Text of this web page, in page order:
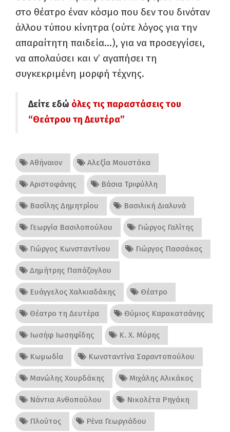
στο θέατρο έναν κόσμο που δεν του δινόταν
άλλου τύπου κίνητρα (ούτε λόγος για την
απαραίτητη παιδεία…), για να προσεγγίσει,
να απολαύσει και ν’ αγαπήσει τη
συγκεκριμένη μορφή τέχνης.
Δείτε εδώ όλες τις παραστάσεις του
“Θεάτρου τη Δευτέρα”
Αθήναιον Αλεξία Μουστάκα
Αριστοφάνης Βάσια Τριφύλλη
Βασίλης Δημητρίου Βασιλική Διαλυνά
Γεωργία Βασιλοπούλου Γιώργος Γαλίτης
Γιώργος Κωνσταντίνου Γιώργος Πασσάκος
Δημήτρης Παπάζογλου
Ευάγγελος Χαλκιαδάκης Θέατρο
Θέατρο τη Δευτέρα Θύμιος Καρακατσάνης
Ιωσήφ Ιωσηφίδης Κ. Χ. Μύρης
Κωμωδία Κωνσταντίνα Σαραντοπούλου
Μανώλης Χουρδάκης Μιχάλης Αλικάκος
Νάντια Ανθοπούλου Νικολέτα Ρηγάκη
Πλούτος Ρένα Γεωργιάδου